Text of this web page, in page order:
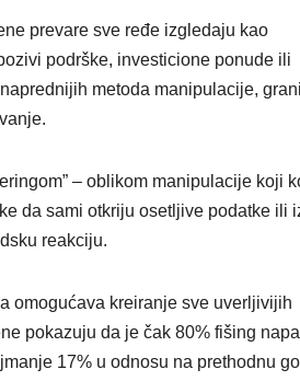
prevare sve ređe izgledaju kao
podrške, investicione ponude ili
metoda manipulacije,
– oblikom manipulacije koji
da sami otkriju osetljive podatke ili
reakciju.
omogućava kreiranje sve uverljivijih
pokazuju da je čak 80% fišing
17% u odnosu na prethodnu